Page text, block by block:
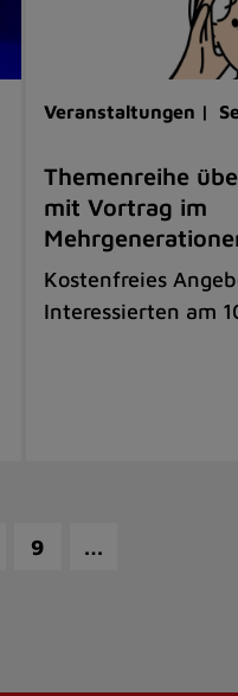
Veranstaltungen |
Themenreihe
mit Vortrag im
Kostenfreies
Interessierten am
9 …